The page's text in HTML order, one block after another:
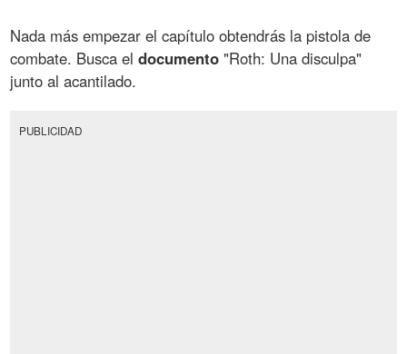
Nada más empezar el capítulo obtendrás la pistola de
combate. Busca eldocumento "Roth: Una disculpa"
junto al acantilado.
PUBLICIDAD